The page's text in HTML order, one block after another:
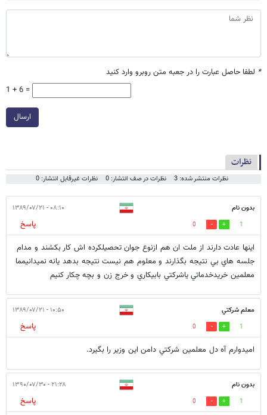
* لطفا حاصل عبارت را در جعبه متن روبرو وارد کنید
1 + 6 =
ارسال
نظرات
نظرات منتشر شده: 3 نظرات در صف انتشار: 0 نظرات غیرقابل انتشار: 0
بدون نام ۰۸:۱۰ - ۱۳۸۹/۰۷/۲۱
1
0
پاسخ
اينها عادت دارند از ملت ان هم ازنوع جوان تحصيلكرده اش كار بكشند و مدام
جلسه هاي بي نتيجه بگذارند و معلوم هم نيست نتيجه بدهد يانه نميدانيمما
معلمين خريدخدماتي ياشركتي بابيكاري و خرج زن و بچه چكار كنيم
معلم شركتي ۱۰:۵۰ - ۱۳۸۹/۰۷/۲۱
1
0
پاسخ
اميدوارم آه دل معلمين شركتي دامن اين وزير را بگيرد.
بدون نام ۲۱:۲۸ - ۱۳۹۰/۰۷/۳۰
1
0 پاسخ